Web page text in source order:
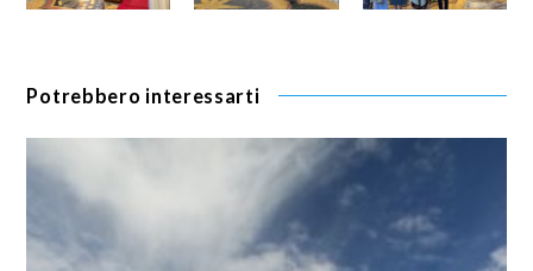
Potrebbero interessarti